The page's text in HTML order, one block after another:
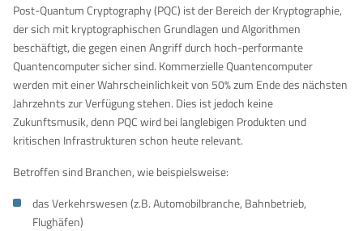
Post-Quantum Cryptography (PQC) ist der Bereich der Kryptographie,
der sich mit kryptographischen Grundlagen und Algorithmen
beschäftigt, die gegen einen Angriff durch hoch-performante
Quantencomputer sicher sind. Kommerzielle Quantencomputer
werden mit einer Wahrscheinlichkeit von 50% zum Ende des nächsten
Jahrzehnts zur Verfügung stehen. Dies ist jedoch keine
Zukunftsmusik, denn PQC wird bei langlebigen Produkten und
kritischen Infrastrukturen schon heute relevant.
Betroffen sind Branchen, wie beispielsweise:
das Verkehrswesen (z.B. Automobilbranche, Bahnbetrieb,
Flughäfen)